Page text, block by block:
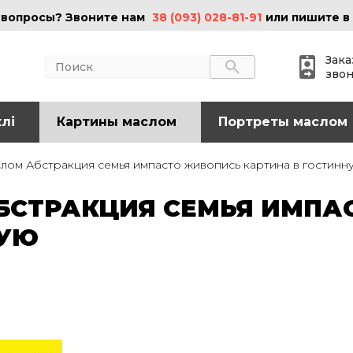
Звоните нам 38 (093) 028-81-91 или пишите в
Картины маслом Портреты маслом
Абстракция семья импасто живопись картина в
СЕМЬЯ
(093) 028-81-91
vip.com.ua
ИНФОРМАЦИЯ
Картины на холсте
Картины на стекле